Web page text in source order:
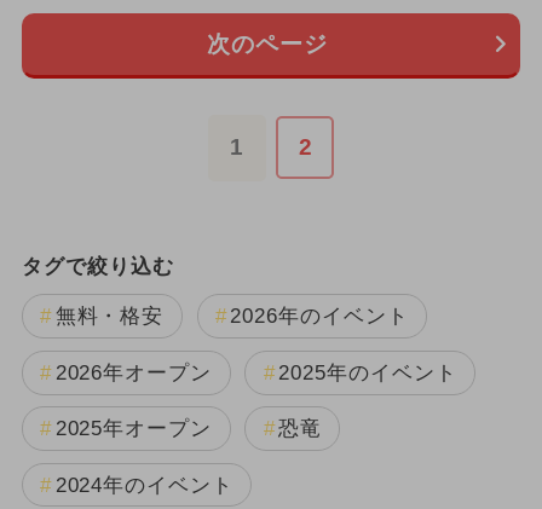
次のページ
1 2
タグで絞り込む
無料・格安 2026年のイベント
2026年オープン 2025年のイベント
2025年オープン 恐竜
2024年のイベント